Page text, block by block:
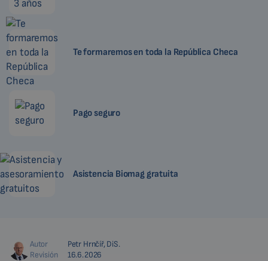
Te formaremos en toda la República Checa
Pago seguro
Asistencia Biomag gratuita
Autor
Petr Hrnčíř, DiS.
Revisión
16.6.2026